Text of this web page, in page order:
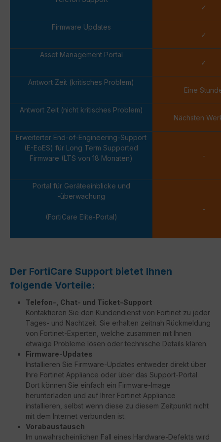
✓
Firmware Updates
✓
Asset Management Portal
✓
Antwort Zeit (kritisches Problem)
Eine
Antwort Zeit (nicht kritisches Problem)
Nächsten
Erweiterter End-of-Engineering-Support
(E-EoES) für Long Term Supported
Firmware (LTS von 18 Monaten)
-
Portal für Geräteeinblicke und
-überwachung
(FortiCare Elite-Portal)
-
Der FortiCare Support bietet Ihnen
folgende Vorteile:
Telefon-, Chat- und Ticket-Support
Kontaktieren Sie den Kundendienst von Fortinet zu jeder
Tages- und Nachtzeit. Sie erhalten zeitnah Rückmeldung
von Fortinet-Experten, welche zusammen mit Ihnen
etwaige Probleme lösen oder technische Details klären.
Firmware-Updates
Installieren Sie Firmware-Updates entweder direkt über
Ihre Fortinet Appliance oder über das Support-Portal.
Dort können Sie einfach ein Firmware-Image
herunterladen und auf Ihrer Fortinet Appliance
installieren, selbst wenn diese zu diesem Zeitpunkt nicht
mit dem Internet verbunden ist.
Vorabaustausch
Im unwahrscheinlichen Fall eines Hardware-Defekts wird